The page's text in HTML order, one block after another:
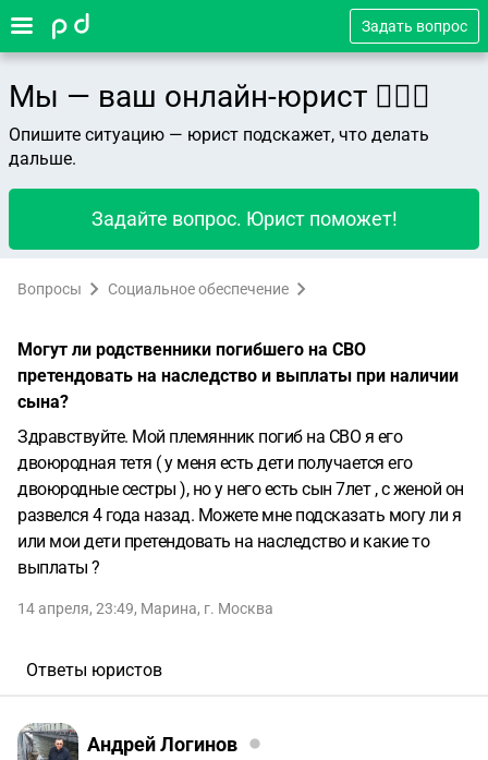
Задать вопрос
Мы — ваш онлайн-юрист 👨🏻‍⚖️
Опишите ситуацию — юрист подскажет, что делать
дальше.
Задайте вопрос. Юрист поможет!
Вопросы Социальное обеспечение
Могут ли родственники погибшего на СВО
претендовать на наследство и выплаты при наличии
сына?
Здравствуйте. Мой племянник погиб на СВО я его
двоюродная тетя ( у меня есть дети получается его
двоюродные сестры ), но у него есть сын 7лет , с женой он
развелся 4 года назад. Можете мне подсказать могу ли я
или мои дети претендовать на наследство и какие то
выплаты ?
14 апреля, 23:49, Марина, г. Москва
Ответы юристов
Андрей Логинов